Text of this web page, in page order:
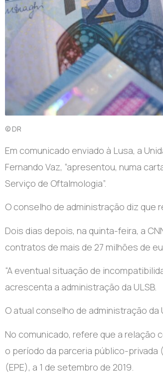
© DR
Em comunicado enviado à Lusa, a
Fernando Vaz, “apresentou, numa
Serviço de Oftalmologia”.
O conselho de administração diz
Dois dias depois, na quinta-feira, a
contratos de mais de 27 milhões de
“A eventual situação de
acrescenta a administração da ULSB.
O atual conselho de administração da
No comunicado, refere que a relação
o período da parceria público-privada
(EPE), a 1 de setembro de 2019.